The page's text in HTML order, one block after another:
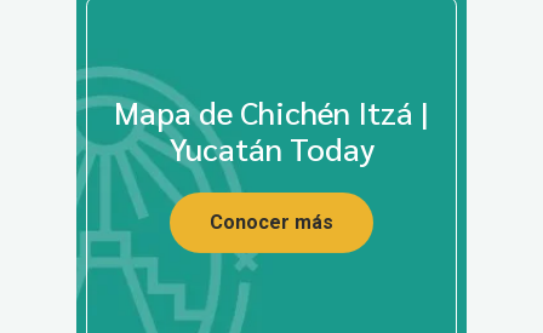
Mapa de Chichén Itzá |
Yucatán Today
Conocer más